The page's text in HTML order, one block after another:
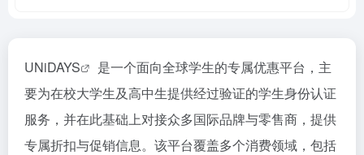
UNiDAYS
是一个面向全球学生的专属优惠平台，主
要为在校大学生及高中生提供经过验证的学生身份认证
服务，并在此基础上对接众多国际品牌与零售商，提供
专属折扣与促销信息。该平台覆盖多个消费领域，包括